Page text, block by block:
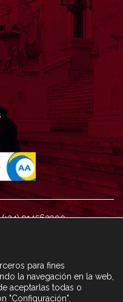
914562900
para fines
la navegación en la web,
aceptarlas todas o
"Configuración".